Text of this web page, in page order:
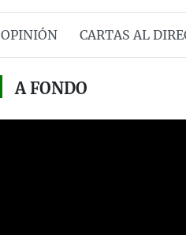
OPINIÓN CARTAS AL
A FONDO